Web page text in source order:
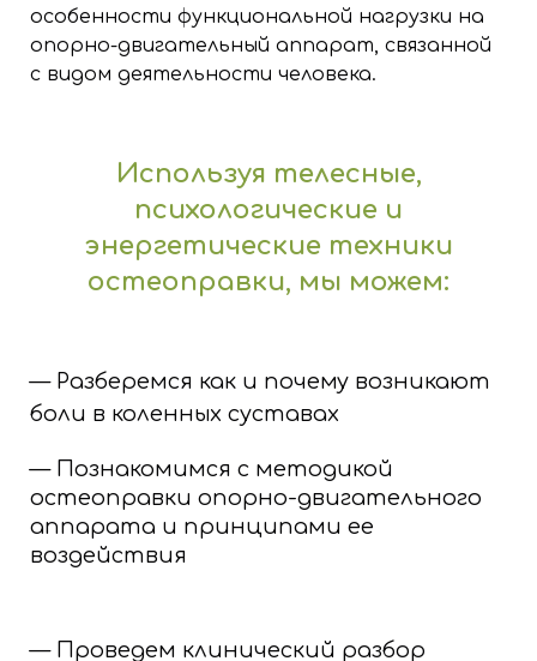
особенности функциональной нагрузки на
опорно-двигательный аппарат, связанной
с видом деятельности человека.
Используя телесные,
психологические и
энергетические техники
остеоправки, мы можем:
— Разберемся как и почему возникают
боли в коленных суставах
— Познакомимся с методикой
остеоправки опорно-двигательного
аппарата и принципами ее
воздействия
— Проведем клинический разбор